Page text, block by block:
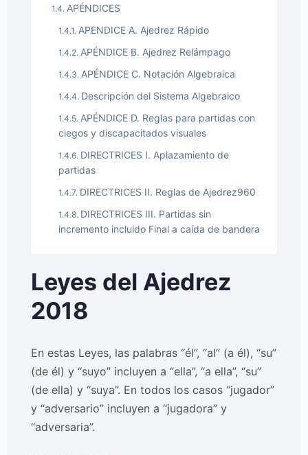
APÉNDICES
APENDICE A. Ajedrez Rápido
APÉNDICE B. Ajedrez Relámpago
APÉNDICE C. Notación Algebraica
Descripción del Sistema Algebraico
APÉNDICE D. Reglas para partidas con
ciegos y discapacitados visuales
DIRECTRICES I. Aplazamiento de
partidas
DIRECTRICES II. Reglas de Ajedrez960
DIRECTRICES III. Partidas sin
incremento incluido Final a caída de bandera
Leyes del Ajedrez
2018
En estas Leyes, las palabras “él”, “al” (a él), “su”
(de él) y “suyo” incluyen a “ella”, “a ella”, “su”
(de ella) y “suya”. En todos los casos “jugador”
y “adversario” incluyen a “jugadora” y
“adversaria”.